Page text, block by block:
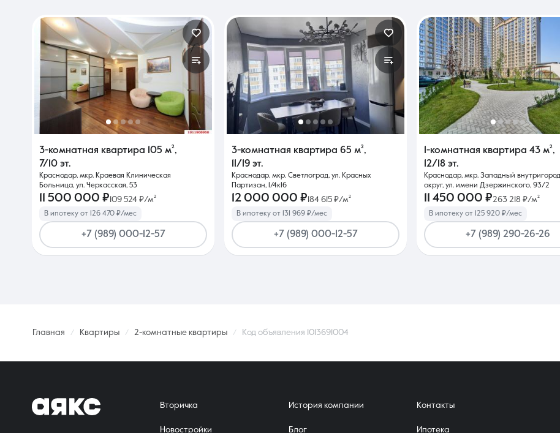
3-комнатная квартира 105 м²,
7/10 эт.
Краснодар, мкр. Краевая Клиническая
Больница, ул. Черкасская, 53
11 500 000 ₽ 109 524 ₽/м²
В ипотеку от 126 470 ₽/мес
+7 (989) 000-12-57
3-комнатная квартира 65 м²,
11/19 эт.
Краснодар, мкр. Светлоград, ул. Красных
Партизан, 1/4к16
12 000 000 ₽ 184 615 ₽/м²
В ипотеку от 131 969 ₽/мес
+7 (989) 000-12-57
1-комнатная квартира 43 м²,
12/18 эт.
Краснодар, мкр. Западный
округ, ул. имени Дзержинского, 93/2
11 450 000 ₽263 218 ₽/м²
В ипотеку от 125 920 ₽/мес
+7 (989) 290-26-26
Главная Квартиры 2-комнатные квартиры Код объявления 1013691004
Вторичка
Новостройки
История компании
Блог
Контакты
Ипотека